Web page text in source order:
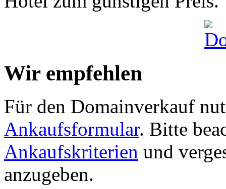
Wir empfehlen
Für den Domainverkauf
Ankaufsformular. Bitte
Ankaufskriterien und
anzugeben.